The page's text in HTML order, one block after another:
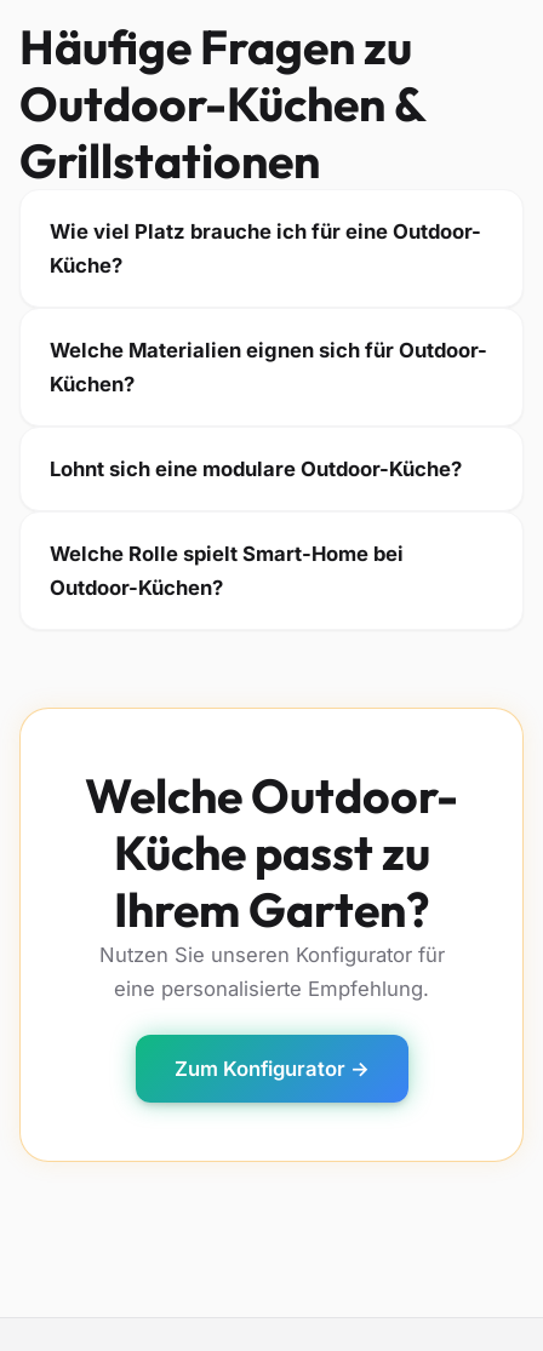
Häufige Fragen zu
Outdoor-Küchen &
Grillstationen
Wie viel Platz brauche ich für eine Outdoor-
Küche?
Welche Materialien eignen sich für Outdoor-
Küchen?
Lohnt sich eine modulare Outdoor-Küche?
Welche Rolle spielt Smart-Home bei
Outdoor-Küchen?
Welche Outdoor-
Küche passt zu
Ihrem Garten?
Nutzen Sie unseren Konfigurator für
eine personalisierte Empfehlung.
Zum Konfigurator →